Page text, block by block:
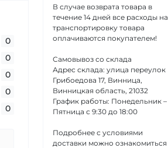
0
0
0
0
0
В случае возврата товара в
течение 14 дней все расходы на
транспортировку товара
оплачиваются покупателем!
Самовывоз со склада
Адрес склада: улица переулок
Грибоедова 17, Винница,
Винницкая область, 21032
График работы: Понедельник –
Пятница с 9:30 до 18:00
Подробнее с условиями
доставки можно ознакомиться